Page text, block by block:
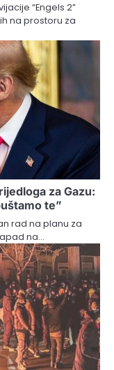
“Engels 2”
na prostoru za
za Gazu:
te”
rad na planu za
na…